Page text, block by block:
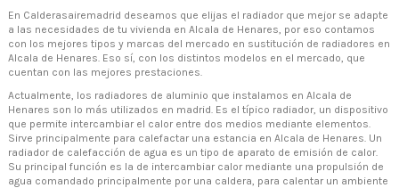
En Calderasairemadrid deseamos que elijas el radiador que mejor se adapte
a las necesidades de tu vivienda en Alcala de Henares, por eso contamos
con los mejores tipos y marcas del mercado en sustitución de radiadores en
Alcala de Henares. Eso sí, con los distintos modelos en el mercado, que
cuentan con las mejores prestaciones.
Actualmente, los radiadores de aluminio que instalamos en Alcala de
Henares son lo más utilizados en madrid. Es el típico radiador, un dispositivo
que permite intercambiar el calor entre dos medios mediante elementos.
Sirve principalmente para calefactar una estancia en Alcala de Henares. Un
radiador de calefacción de agua es un tipo de aparato de emisión de calor.
Su principal función es la de intercambiar calor mediante una propulsión de
agua comandado principalmente por una caldera, para calentar un ambiente